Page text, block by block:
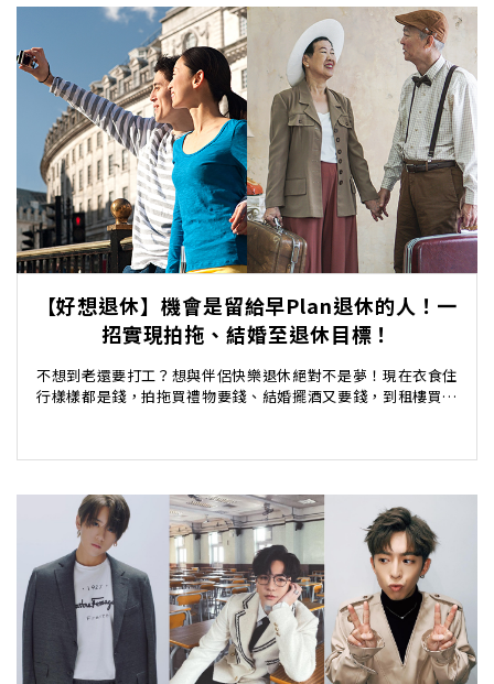
【好想退休】機會是留給早Plan退休的人！一
招實現拍拖、結婚至退休目標！
不想到老還要打工？想與伴侶快樂退休絕對不是夢！現在衣食住
行樣樣都是錢，拍拖買禮物要錢、結婚擺酒又要錢，到租樓買樓